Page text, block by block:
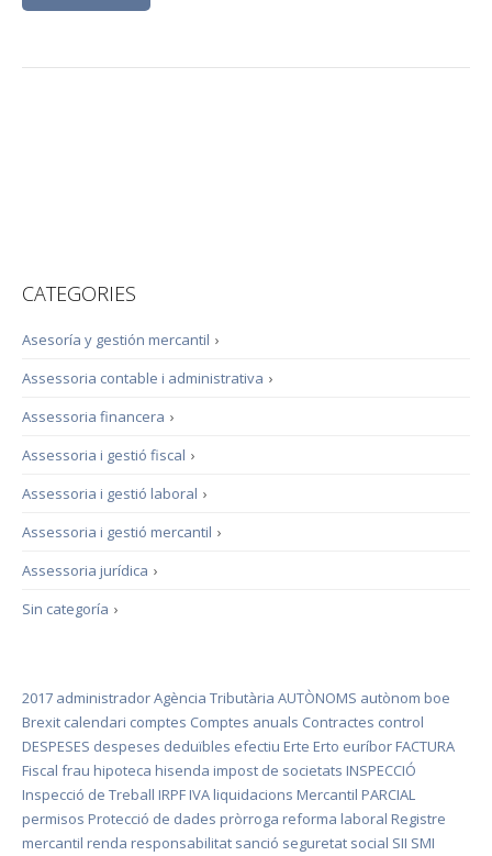
CATEGORIES
›
Asesoría y gestión mercantil
›
Assessoria contable i administrativa
›
Assessoria financera
›
Assessoria i gestió fiscal
›
Assessoria i gestió laboral
›
Assessoria i gestió mercantil
›
Assessoria jurídica
›
Sin categoría
2017 administradorAgència Tributària AUTÒNOMS autònom boe
Brexit calendari comptes Comptes anuals Contractes control
DESPESES despeses deduïbles efectiu Erte Erto euríbor FACTURA
Fiscal frau hipoteca hisenda impost de societats INSPECCIÓ
Inspecció de Treball IRPF IVA liquidacions Mercantil PARCIAL
permisos Protecció de dades pròrroga reforma laboral Registre
mercantil renda responsabilitat sanció seguretat social SII SMI